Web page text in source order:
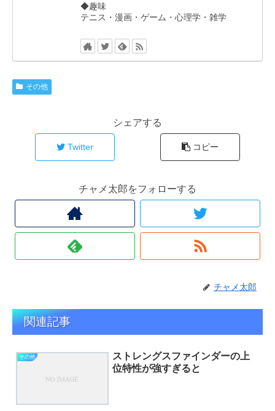
◆趣味
テニス・漫画・ゲーム・心理学・雑学
その他
シェアする
Twitter コピー
チャメ太郎をフォローする
チャメ太郎
関連記事
その他
ストレングスファインダーの上
位特性が強すぎると